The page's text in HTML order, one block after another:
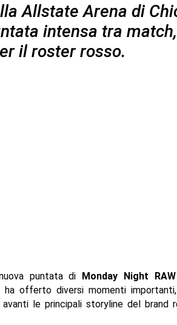
Allstate Arena di
intensa tra
il roster rosso.
puntata di Monday Night RAW
ha offerto diversi momenti
le principali storyline del brand